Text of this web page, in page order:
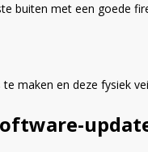
buiten met een goede
maken en deze fysiek